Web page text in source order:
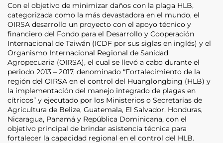
Con el objetivo de minimizar daños con la plaga HLB,
categorizada como la más devastadora en el mundo, el
OIRSA desarrollo un proyecto con el apoyo técnico y
financiero del Fondo para el Desarrollo y Cooperación
Internacional de Taiwán (ICDF por sus siglas en inglés) y el
Organismo Internacional Regional de Sanidad
Agropecuaria (OIRSA), el cual se llevó a cabo durante el
periodo 2013 – 2017, denominado “Fortalecimiento de la
región del OIRSA en el control del Huanglongbing (HLB) y
la implementación del manejo integrado de plagas en
cítricos” y ejecutado por los Ministerios o Secretarías de
Agricultura de Belize, Guatemala, El Salvador, Honduras,
Nicaragua, Panamá y República Dominicana, con el
objetivo principal de brindar asistencia técnica para
fortalecer la capacidad regional en el control del HLB.